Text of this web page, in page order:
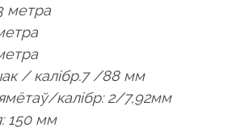
метра
/ калібр.7 /88 мм
калібр: 2/7,92мм
150 мм